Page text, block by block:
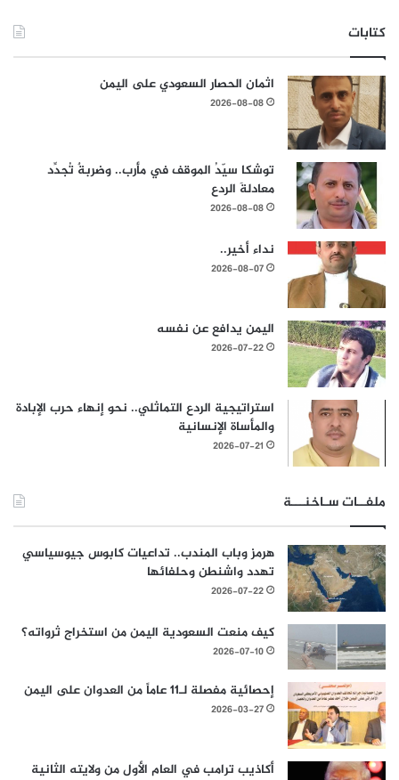
كتابات
اثمان الحصار السعودي على اليمن
2026-08-08
توشكا سيّدُ الموقف في مأرب.. وضربةٌ تُجدِّد
معادلةَ الردع
2026-08-08
نداء أخير..
2026-08-07
اليمن يدافع عن نفسه
2026-07-22
استراتيجية الردع التماثلي.. نحو إنهاء حرب الإبادة
والمأساة الإنسانية
2026-07-21
ملفــات سـاخنـــة
هرمز وباب المندب.. تداعيات كابوس جيوسياسي
تهدد واشنطن وحلفائها
2026-07-22
كيف منعت السعودية اليمن من استخراج ثرواته؟
2026-07-10
إحصائية مفصلة لـ11 عاماً من العدوان على اليمن
2026-03-27
أكاذيب ترامب في العام الأول من ولايته الثانية